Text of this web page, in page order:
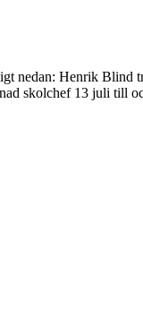
nedan: Henrik
skolchef 13 juli till